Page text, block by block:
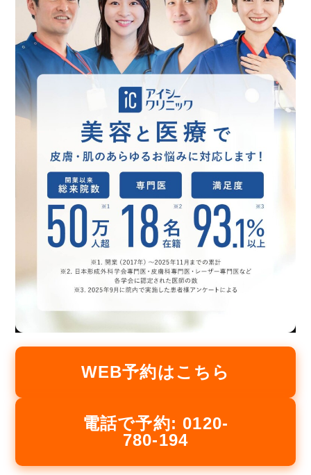
WEB予約はこちら
電話で予約: 0120-
780-194